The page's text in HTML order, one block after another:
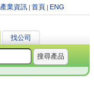
產業資訊 |首頁 ENG
找公司
搜尋產品